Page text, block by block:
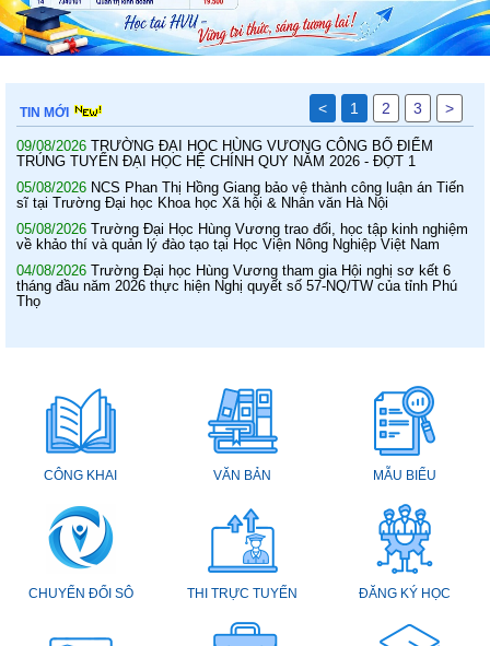
< 1 2 3 >
TIN MỚI
09/08/2026 TRƯỜNG ĐẠI HỌC HÙNG VƯƠNG CÔNG BỐ ĐIỂM
TRÚNG TUYỂN ĐẠI HỌC HỆ CHÍNH QUY NĂM 2026 - ĐỢT 1
05/08/2026 NCS Phan Thị Hồng Giang bảo vệ thành công luận án Tiến
sĩ tại Trường Đại học Khoa học Xã hội & Nhân văn Hà Nội
05/08/2026 Trường Đại Học Hùng Vương trao đổi, học tập kinh nghiệm
về khảo thí và quản lý đào tạo tại Học Viện Nông Nghiệp Việt Nam
04/08/2026 Trường Đại học Hùng Vương tham gia Hội nghị sơ kết 6
tháng đầu năm 2026 thực hiện Nghị quyết số 57-NQ/TW của tỉnh Phú
Thọ
CÔNG KHAI VĂN BẢN MẪU BIỂU
CHUYỂN ĐỔI SÔ THI TRỰC TUYẾN ĐĂNG KÝ HỌC